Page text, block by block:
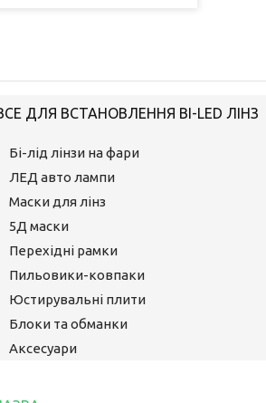
ДЛЯ ВСТАНОВЛЕННЯ BI-LED ЛІНЗ
Бі-лід лінзи на фари
ЛЕД авто лампи
Маски для лінз
5Д маски
Перехідні рамки
Пильовики-ковпаки
Юстирувальні плити
Блоки та обманки
Аксесуари